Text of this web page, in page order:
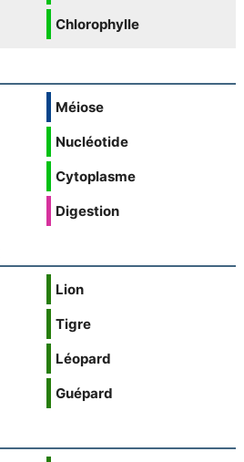
Chlorophylle
Méiose
Nucléotide
Cytoplasme
Digestion
Lion
Tigre
Léopard
Guépard